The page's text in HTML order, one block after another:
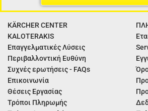
KÄRCHER CENTER
KALOTERAKIS
Επαγγελματικές Λύσεις
Περιβαλλοντική Ευθύνη
Συχνές ερωτήσεις - FAQs
Επικοινωνία
Θέσεις Εργασίας
Τρόποι Πληρωμής